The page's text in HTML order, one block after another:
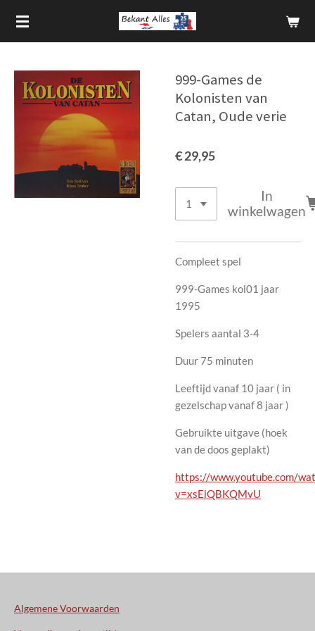
Ga
direct
hoofdinhoud
999-Games de
Kolonisten van
Catan, Oude verie
€ 29,95
In
winkelwagen
Compleet spel
999-Games kol01 jaar
1995
Spelers aantal 3-4
Duur 75 minuten
Leeftijd vanaf 10 jaar ( in
gezelschap vanaf 8 jaar )
Gebruikte uitgave (hoek
van de doos geplakt)
https://www.youtube.com/
v=xsEiQBKQMvU
Algemene Voorwaarden